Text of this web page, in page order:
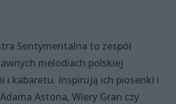
Sentymentalna to zespół
melodiach polskiej
i kabaretu. Inspirują ich piosenki i
Astona, Wiery Gran czy